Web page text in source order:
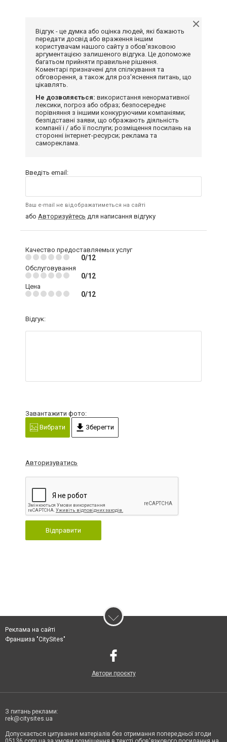
Відгук - це думка або оцінка людей, які бажають
передати досвід або враження іншим
користувачам нашого сайту з обов'язковою
аргументацією залишеного відгука. Це допоможе
багатьом прийняти правильне рішення.
Коментарі призначені для спілкування та
обговорення, а також для роз'яснення питань, що
цікавлять.
Не дозволяється: використання ненормативної
лексики, погроз або образ; безпосереднє
порівняння з іншими конкуруючими компаніями;
безпідставні заяви, що ображають діяльність
компанії і / або її послуги; розміщення посилань на
сторонні інтернет-ресурси; реклама та
самореклама.
Введіть email:
Ваш e-mail не відображатиметься на сайті
або Авторизуйтесь для написання відгуку
Качество предоставляемых услуг
0/12
Обслуговування
0/12
Цена
0/12
Відгук:
Завантажити фото:
Вибрати
Зберегти
Авторизуватись
Відправити
Реклама на сайті
Франшиза "CitySites"
Автори проєкту
З питань реклами:
rek@citysites.ua
Допускається цитування матеріалів без отримання попередньої згоди